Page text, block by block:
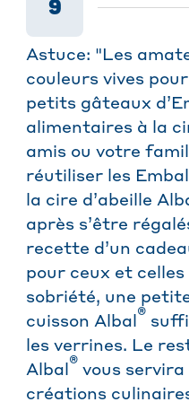
9
Astuce: "Les
couleurs vives
petits gâteaux
alimentaires à la
amis ou votre
réutiliser les
la cire d’abeille
après s’être
recette d’un
pour ceux et
sobriété, une
cuisson Albal ®
les verrines. Le
Albal ® vous
créations